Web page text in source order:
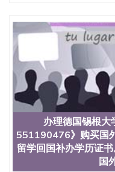
（San Jose State
文凭学位qq微信
学学历 绩单购买学
买澳洲大学毕业证成
业找人做文凭学位qq
昆士兰大学学历成绩
士做文凭/购买澳洲大
理柏林工业大学毕业
购买国外学位证&咨
学历证书。线上购买
凭、肆业证、毕业公
通知书、Offer、在读
办理德国锡根
551190476》购买国
留学回国补办学历证
国